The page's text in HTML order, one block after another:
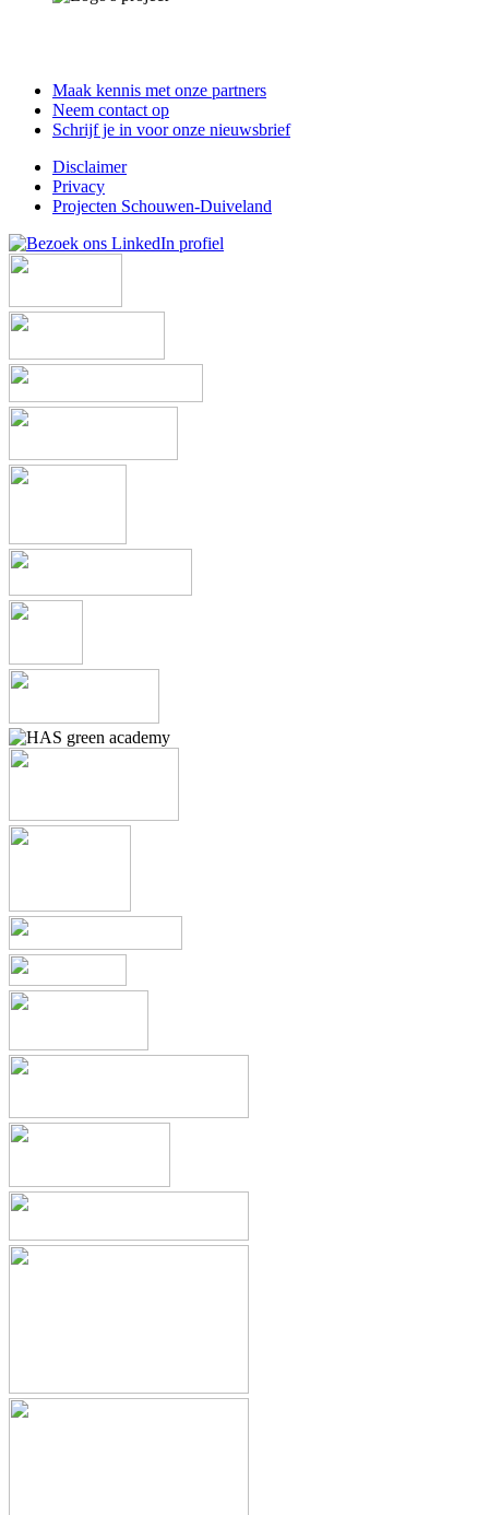
Maak kennis met onze partners
Neem contact op
Schrijf je in voor onze nieuwsbrief
Disclaimer
Privacy
Projecten Schouwen-Duiveland